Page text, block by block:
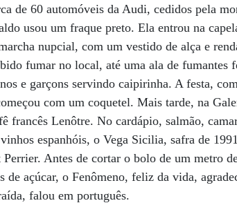
de 60 automóveis da Audi, cedidos pela
usou um fraque preto. Ela entrou na
nupcial, com um vestido de alça e
fumar no local, até uma ala de fumantes
e garçons servindo caipirinha. A festa,
com um coquetel. Mais tarde, na
francês Lenôtre. No cardápio, salmão,
espanhóis, o Vega Sicilia, safra de
Antes de cortar o bolo de um metro
de açúcar, o Fenômeno, feliz da vida,
falou em português.